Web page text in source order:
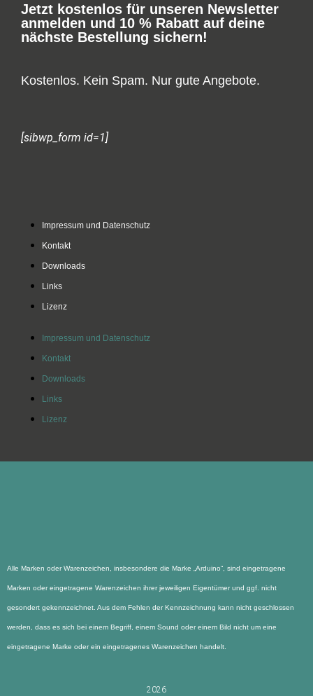
Jetzt kostenlos für unseren Newsletter
anmelden und 10 % Rabatt auf deine
nächste Bestellung sichern!
Kostenlos. Kein Spam. Nur gute Angebote.
[sibwp_form id=1]
Impressum und Datenschutz
Kontakt
Downloads
Links
Lizenz
Impressum und Datenschutz
Kontakt
Downloads
Links
Lizenz
Alle Marken oder Warenzeichen, insbesondere die Marke „Arduino“, sind eingetragene
Marken oder eingetragene Warenzeichen ihrer jeweiligen Eigentümer und ggf. nicht
gesondert gekennzeichnet. Aus dem Fehlen der Kennzeichnung kann nicht geschlossen
werden, dass es sich bei einem Begriff, einem Sound oder einem Bild nicht um eine
eingetragene Marke oder ein eingetragenes Warenzeichen handelt.
2026